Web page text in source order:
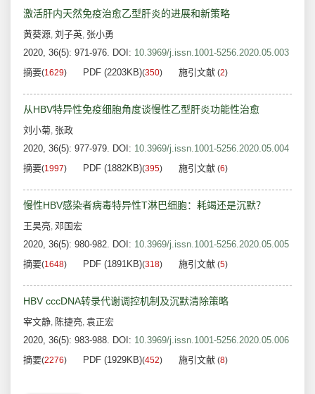
激活肝内天然免疫治愈乙型肝炎的进展和新策略
黄葵源, 刘子英, 张小勇
2020, 36(5): 971-976. DOI: 10.3969/j.issn.1001-5256.2020.05.003
摘要(1629) PDF (2203KB)(350) 施引文献 (2)
从HBV特异性免疫细胞角度谈慢性乙型肝炎功能性治愈
刘小菊, 张政
2020, 36(5): 977-979. DOI: 10.3969/j.issn.1001-5256.2020.05.004
摘要(1997) PDF (1882KB)(395) 施引文献 (6)
慢性HBV感染者病毒特异性T淋巴细胞：耗竭还是沉默？
王昊亮, 邓国宏
2020, 36(5): 980-982. DOI: 10.3969/j.issn.1001-5256.2020.05.005
摘要(1648) PDF (1891KB)(318) 施引文献 (5)
HBV cccDNA转录代谢调控机制及沉默清除策略
宰文静, 陈捷亮, 袁正宏
2020, 36(5): 983-988. DOI: 10.3969/j.issn.1001-5256.2020.05.006
摘要(2276) PDF (1929KB)(452) 施引文献 (8)